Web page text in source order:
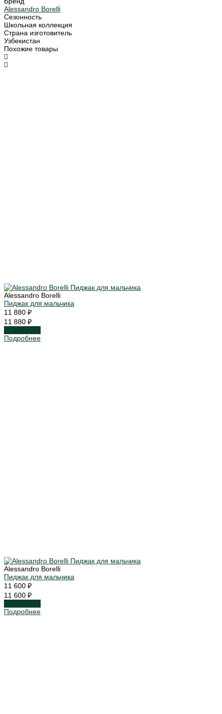
Alessandro Borelli
Сезонность
Школьная коллекция
Страна изготовитель
Узбекистан
Похожие товары
Alessandro Borelli
Пиджак для мальчика
11 880 ₽
11 880 ₽
Подробнее
Alessandro Borelli
Пиджак для мальчика
11 600 ₽
11 600 ₽
Подробнее